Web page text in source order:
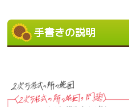
手書きの説明